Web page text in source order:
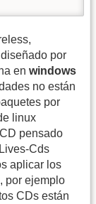
por
en windows
no están
por
linux
pensado
Cds
aplicar los
por ejemplo
CDs están